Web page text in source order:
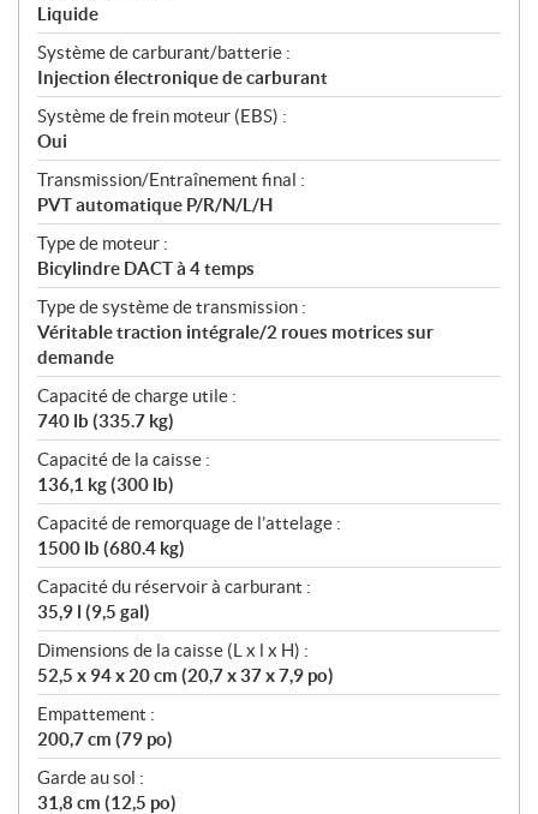
Liquide
Système de carburant/batterie :
Injection électronique de carburant
Système de frein moteur (EBS) :
Oui
Transmission/Entraînement final :
PVT automatique P/R/N/L/H
Type de moteur :
Bicylindre DACT à 4 temps
Type de système de transmission :
Véritable traction intégrale/2 roues motrices sur
demande
Capacité de charge utile :
740 lb (335.7 kg)
Capacité de la caisse :
136,1 kg (300 lb)
Capacité de remorquage de l’attelage :
1500 lb (680.4 kg)
Capacité du réservoir à carburant :
35,9 l (9,5 gal)
Dimensions de la caisse (L x l x H) :
52,5 x 94 x 20 cm (20,7 x 37 x 7,9 po)
Empattement :
200,7 cm (79 po)
Garde au sol :
31,8 cm (12,5 po)